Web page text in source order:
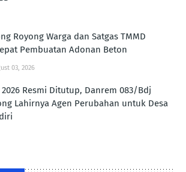
Royong Warga dan Satgas TMMD
Pembuatan Adonan Beton
03, 2026
2026 Resmi Ditutup, Danrem 083/Bdj
Lahirnya Agen Perubahan untuk Desa